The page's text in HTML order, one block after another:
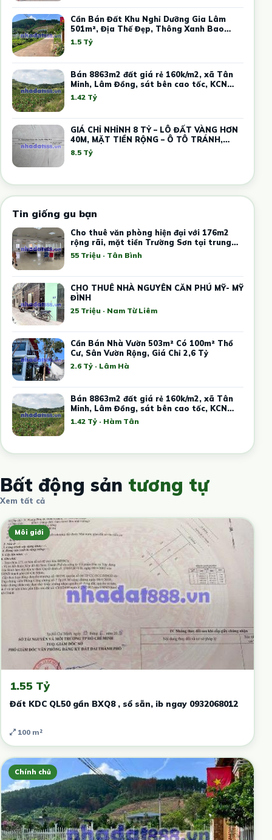
Cần Bán Đất Khu Nghỉ Dưỡng Gia Lâm
501m², Địa Thế Đẹp, Thông Xanh Bao
Quanh
1.5 Tỷ
Bán 8863m2 đất giá rẻ 160k/m2, xã Tân
Minh, Lâm Đồng, sát bên cao tốc, KCN
Tân Đức Sonadezi
1.42 Tỷ
GIÁ CHỈ NHỈNH 8 TỶ – LÔ ĐẤT VÀNG HƠN
40M, MẶT TIỀN RỘNG – Ô TÔ TRÁNH,
KINH DOANH
8.5 Tỷ
Tin giống gu bạn
Cho thuê văn phòng hiện đại với 176m2
rộng rãi, mặt tiền Trường Sơn tại trung
tâm Tân Bình
55 Triệu · Tân Bình
CHO THUÊ NHÀ NGUYÊN CĂN PHÚ MỸ- MỸ
ĐÌNH
25 Triệu · Nam Từ Liêm
Cần Bán Nhà Vườn 503m² Có 100m² Thổ
Cư, Sân Vườn Rộng, Giá Chỉ 2,6 Tỷ
2.6 Tỷ · Lâm Hà
Bán 8863m2 đất giá rẻ 160k/m2, xã Tân
Minh, Lâm Đồng, sát bên cao tốc, KCN
Tân Đức Sonadezi
1.42 Tỷ · Hàm Tân
Bất động sản tương tự
Xem tất cả
Môi giới
1.55 Tỷ
Đất KDC QL50 gần BXQ8 , sổ sẵn, ib ngay 0932068012
100 m²
Chính chủ